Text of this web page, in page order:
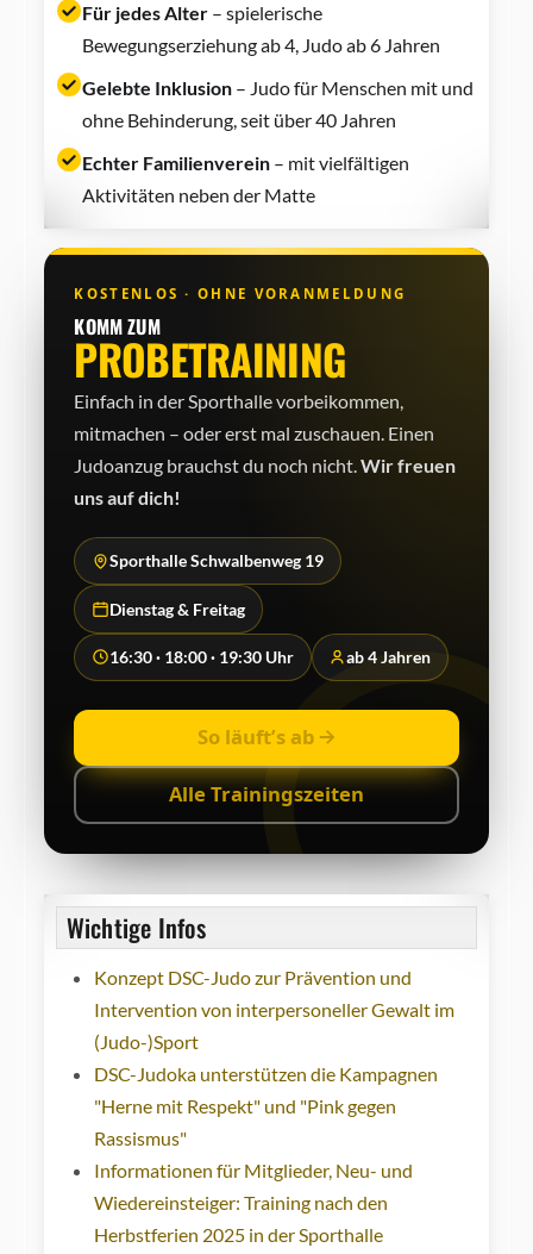
Für jedes Alter– spielerische
Bewegungserziehung ab 4, Judo ab 6 Jahren
Gelebte Inklusion– Judo für Menschen mit und
ohne Behinderung, seit über 40 Jahren
Echter Familienverein– mit vielfältigen
Aktivitäten neben der Matte
KOSTENLOS · OHNE VORANMELDUNG
KOMM ZUM
PROBETRAINING
Einfach in der Sporthalle vorbeikommen,
mitmachen – oder erst mal zuschauen. Einen
Judo­anzug brauchst du noch nicht.Wir freuen
uns auf dich!
Sporthalle Schwalbenweg 19
Dienstag & Freitag
16:30 · 18:00 · 19:30 Uhr ab 4 Jahren
So läuft’s ab
Alle Trainingszeiten
Wichtige Infos
Konzept DSC-Judo zur Prävention und
Intervention von interpersoneller Gewalt im
(Judo-)Sport
DSC-Judoka unterstützen die Kampagnen
"Herne mit Respekt" und "Pink gegen
Rassismus"
Informationen für Mitglieder, Neu- und
Wiedereinsteiger: Training nach den
Herbstferien 2025 in der Sporthalle